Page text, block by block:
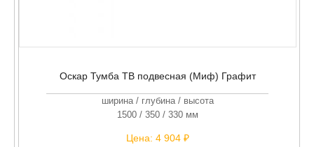
Оскар Тумба ТВ подвесная (Миф) Графит
ширина / глубина / высота
1500 / 350 / 330 мм
Цена: 4 904 ₽